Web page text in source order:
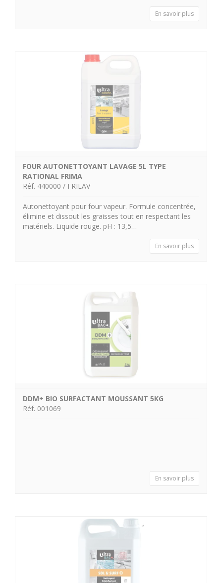
En savoir plus
FOUR AUTONETTOYANT LAVAGE 5L TYPE
RATIONAL FRIMA
Réf. 440000 / FRILAV
Autonettoyant pour four vapeur. Formule concentrée,
élimine et dissout les graisses tout en respectant les
matériels. Liquide rouge. pH : 13,5…
En savoir plus
DDM+ BIO SURFACTANT MOUSSANT 5KG
Réf. 001069
En savoir plus